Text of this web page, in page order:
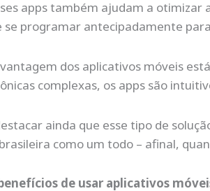
apps também ajudam a
se programar antecipadamente
dos aplicativos móveis
complexas, os apps são
ainda que esse tipo de
como um todo – afinal,
de usar aplicativos